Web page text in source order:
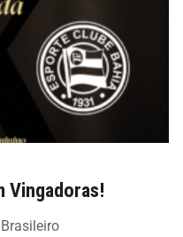
Vingadoras!